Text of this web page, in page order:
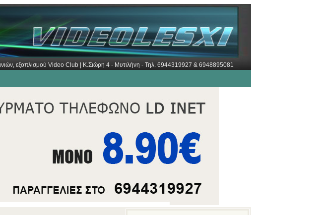
εξοπλισμού Video Club | Κ.Σιώρη 4 - Μυτιλήνη - Τηλ. 6944319927 & 6948895081